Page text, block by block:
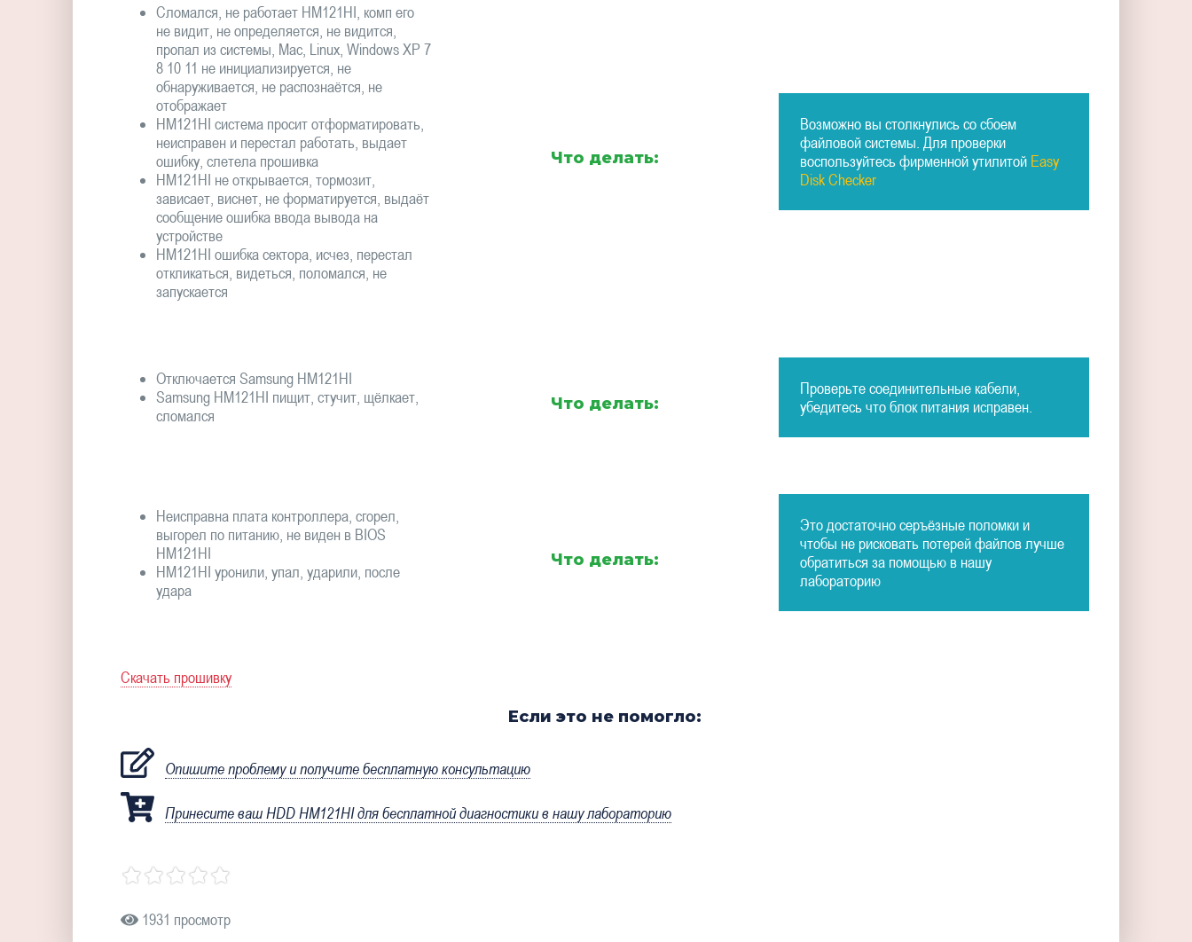
Сломался, не работает HM121HI, комп его
не видит, не определяется, не видится,
пропал из системы, Mac, Linux, Windows XP 7
8 10 11 не инициализируется, не
обнаруживается, не распознаётся, не
отображает
HM121HI система просит отформатировать,
неисправен и перестал работать, выдает
ошибку, слетела прошивка
HM121HI не открывается, тормозит,
зависает, виснет, не форматируется, выдаёт
сообщение ошибка ввода вывода на
устройстве
HM121HI ошибка сектора, исчез, перестал
откликаться, видеться, поломался, не
запускается
Что делать:
Возможно вы столкнулись со сбоем
файловой системы. Для проверки
воспользуйтесь фирменной утилитой Easy
Disk Checker
Отключается Samsung HM121HI
Samsung HM121HI пищит, стучит, щёлкает,
сломался
Что делать:
Проверьте соединительные кабели,
убедитесь что блок питания исправен.
Неисправна плата контроллера, сгорел,
выгорел по питанию, не виден в BIOS
HM121HI
HM121HI уронили, упал, ударили, после
удара
Что делать:
Это достаточно серъёзные поломки и
чтобы не рисковать потерей файлов лучше
обратиться за помощью в нашу
лабораторию
Скачать прошивку
Если это не помогло:
Опишите проблему и получите бесплатную консультацию
Принесите ваш HDD HM121HI для бесплатной диагностики в нашу лабораторию
1931 просмотр